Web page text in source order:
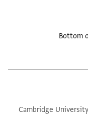
Bottom
Cambridge